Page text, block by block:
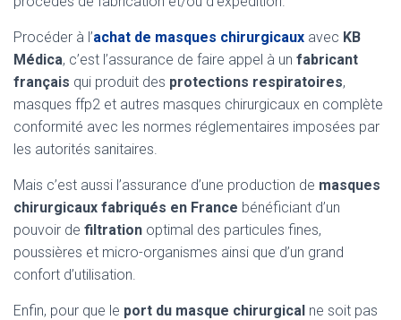
Procéder à l’achat de masques chirurgicaux avec KB
Médica, c’est l’assurance de faire appel à un fabricant
français qui produit des protections respiratoires,
masques ffp2 et autres masques chirurgicaux en complète
conformité avec les normes réglementaires imposées par
les autorités sanitaires.
Mais c’est aussi l’assurance d’une production de masques
chirurgicaux fabriqués en France bénéficiant d’un
pouvoir de filtration optimal des particules fines,
poussières et micro-organismes ainsi que d’un grand
confort d’utilisation.
Enfin, pour que le port du masque chirurgical ne soit pas